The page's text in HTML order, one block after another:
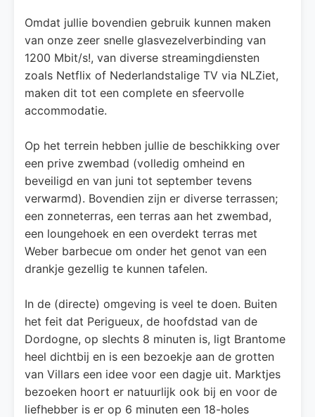
Omdat jullie bovendien gebruik kunnen maken
van onze zeer snelle glasvezelverbinding van
1200 Mbit/s!, van diverse streamingdiensten
zoals Netflix of Nederlandstalige TV via NLZiet,
maken dit tot een complete en sfeervolle
accommodatie.
Op het terrein hebben jullie de beschikking over
een prive zwembad (volledig omheind en
beveiligd en van juni tot september tevens
verwarmd). Bovendien zijn er diverse terrassen;
een zonneterras, een terras aan het zwembad,
een loungehoek en een overdekt terras met
Weber barbecue om onder het genot van een
drankje gezellig te kunnen tafelen.
In de (directe) omgeving is veel te doen. Buiten
het feit dat Perigueux, de hoofdstad van de
Dordogne, op slechts 8 minuten is, ligt Brantome
heel dichtbij en is een bezoekje aan de grotten
van Villars een idee voor een dagje uit. Marktjes
bezoeken hoort er natuurlijk ook bij en voor de
liefhebber is er op 6 minuten een 18-holes